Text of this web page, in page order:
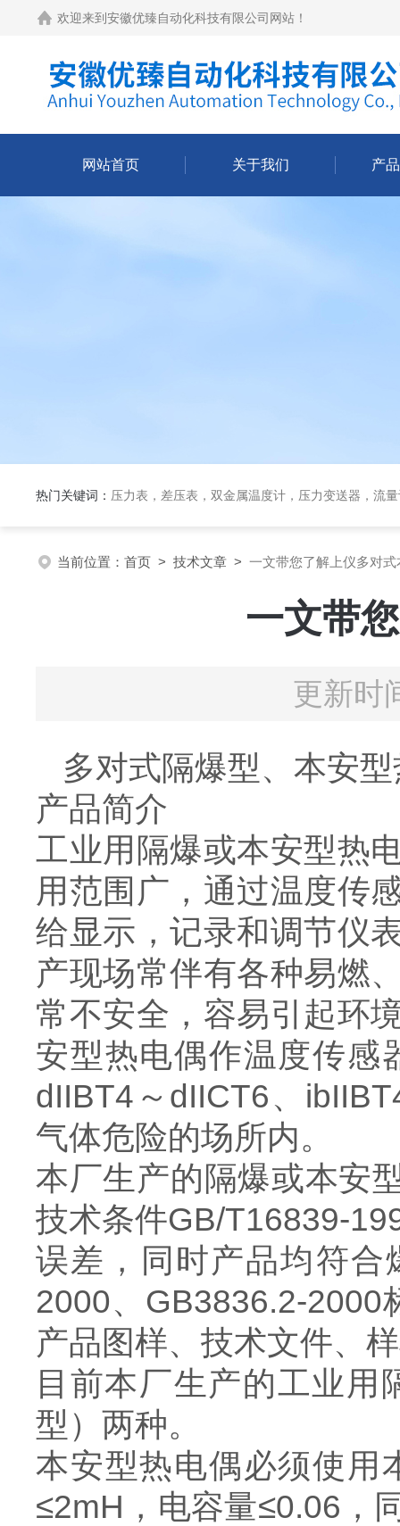
欢迎来到 安徽优臻自动化科技有限公司网站 ！
网站首页 关于我们 产
热门关键词： 压力表，差压表，双金属温度计，压力变送器，流
当前位置： 首页 > 技术文章 > 一文带您了解上仪多对
一文带
更新时
多对式隔爆型、本安
产品简介
工业用隔爆或本安型热
用范围广，通过温度传
给显示，记录和调节仪
产现场常伴有各种易燃
常不安全，容易引起环
安型热电偶作温度传感
dIIBT4～dIICT6、
气体危险的场所内。
本厂生产的隔爆或本安
技术条件GB/T16839-
误差，同时产品均符合
2000、GB3836.2-2000
产品图样、技术文件、
目前本厂生产的工业
型）两种。
本安型热电偶必须使用
≤2mH，电容量≤0.06，